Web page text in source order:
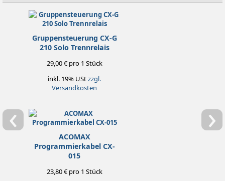
Gruppensteuerung CX-G
210 Solo Trennrelais
29,00 € pro 1 Stück
inkl. 19% UStzzgl.
Versandkosten
ACOMAX
Programmierkabel CX-
015
23,80 € pro 1 Stück
‹ ›